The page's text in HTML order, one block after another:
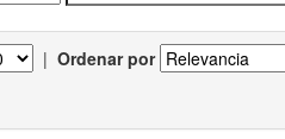
| Ordenar por